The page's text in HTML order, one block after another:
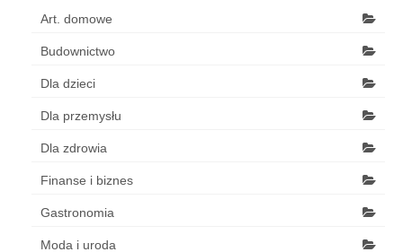
Art. domowe
Budownictwo
Dla dzieci
Dla przemysłu
Dla zdrowia
Finanse i biznes
Gastronomia
Moda i uroda